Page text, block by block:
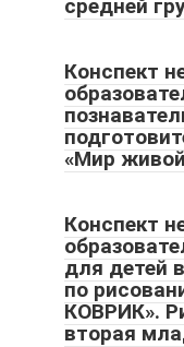
средней
Конспект
«Мир
Конспект
для детей
по
КОВРИК».
вторая